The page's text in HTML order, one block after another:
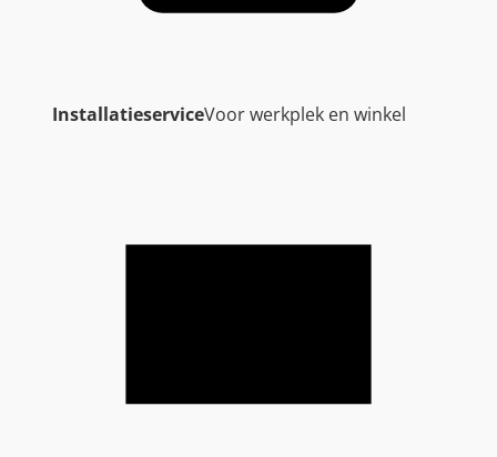
InstallatieserviceVoor werkplek en winkel